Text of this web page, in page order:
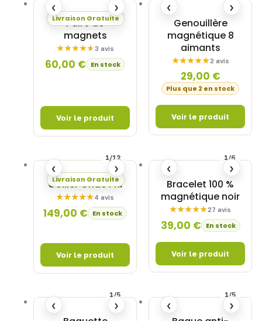
Paire de
magnets
3 avis
60,00 € En stock
Livraison Gratuite
‹ ›
Genouillère
magnétique 8
aimants
2 avis
29,00 €
Plus que 2 en stock
‹ ›
Collier Onde Phi
4 avis
149,00 € En stock
Livraison Gratuite
‹ ›
1/12
Bracelet 100 %
magnétique noir
27 avis
39,00 € En stock
‹ ›
1/6
‹ ›
1/5
‹ ›
1/5